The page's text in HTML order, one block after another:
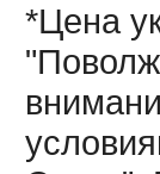
*Цена